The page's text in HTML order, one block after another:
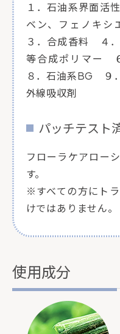
１．石油系界面活
ベン、フェノキ
３．合成香料 ４
等合成ポリマー
８．石油系BG ９
外線吸収剤
パッチテスト
フローラケアロー
す。
※すべての方にト
けではありません。
使用成分